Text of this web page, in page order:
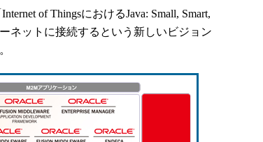
of ThingsにおけるJava: Small, Smart,
ネットに接続するという新しいビジョン